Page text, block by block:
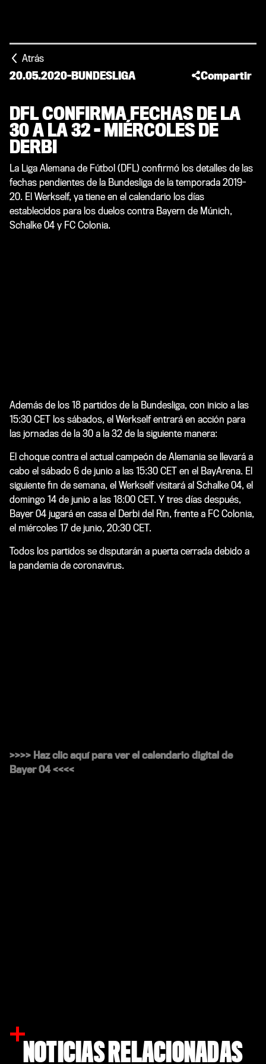
Atrás
20.05.2020-BUNDESLIGA Compartir
DFL CONFIRMA FECHAS DE LA
30 A LA 32 - MIÉRCOLES DE
DERBI
La Liga Alemana de Fútbol (DFL) confirmó los detalles de las
fechas pendientes de la Bundesliga de la temporada 2019-
20. El Werkself, ya tiene en el calendario los días
establecidos para los duelos contra Bayern de Múnich,
Schalke 04 y FC Colonia.
Además de los 18 partidos de la Bundesliga, con inicio a las
15:30 CET los sábados, el Werkself entrará en acción para
las jornadas de la 30 a la 32 de la siguiente manera:
El choque contra el actual campeón de Alemania se llevará a
cabo el sábado 6 de junio a las 15:30 CET en el BayArena. El
siguiente fin de semana, el Werkself visitará al Schalke 04, el
domingo 14 de junio a las 18:00 CET. Y tres días después,
Bayer 04 jugará en casa el Derbi del Rin, frente a FC Colonia,
el miércoles 17 de junio, 20:30 CET.
Todos los partidos se disputarán a puerta cerrada debido a
la pandemia de coronavirus.
>>>> Haz clic aquí para ver el calendario digital de
Bayer 04 <<<<
NOTICIAS RELACIONADAS